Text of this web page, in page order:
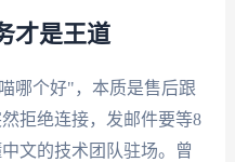
才是王道
哪个好"，本质是售后跟
拒绝连接，发邮件要等8
文的技术团队驻场。曾